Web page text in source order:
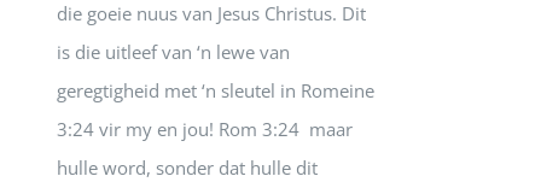
die goeie nuus van Jesus Christus. Dit
is die uitleef van ‘n lewe van
geregtigheid met ‘n sleutel in Romeine
3:24 vir my en jou! Rom 3:24 maar
hulle word, sonder dat hulle dit